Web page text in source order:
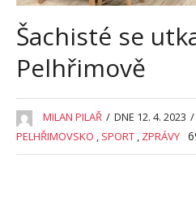
Šachisté se
Pelhřimově
MILAN PILAŘ / DNE 12. 4. 2023 /
PELHŘIMOVSKO , SPORT , ZPRÁVY